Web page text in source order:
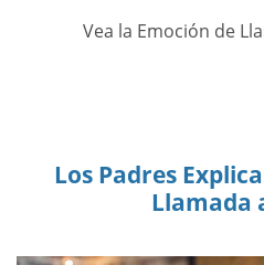
Vea la Emoción de
Los Padres
Llamada